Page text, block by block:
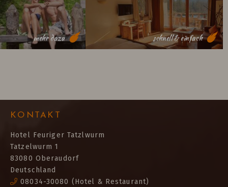
mehr dazu schnell & einfach
KONTAKT
Hotel Feuriger Tatzlwurm
Tatzelwurm 1
83080 Oberaudorf
Deutschland
08034-30080 (Hotel & Restaurant)